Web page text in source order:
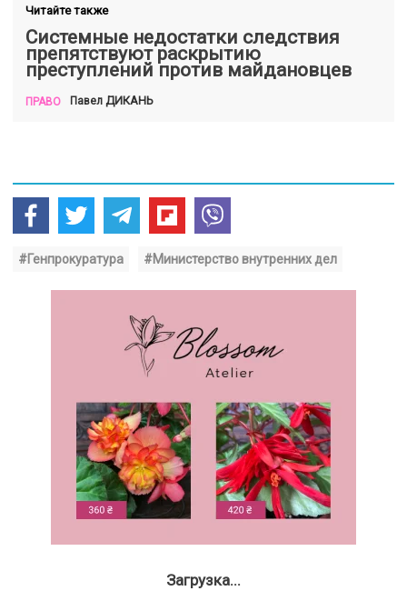
Читайте также
Системные недостатки следствия
препятствуют раскрытию
преступлений против майдановцев
ПРАВО Павел ДИКАНЬ
#Генпрокуратура #Министерство внутренних дел
Загрузка...